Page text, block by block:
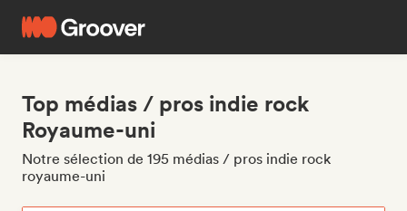
Top médias / pros indie rock
Royaume-uni
Notre sélection de 195 médias / pros indie rock
royaume-uni